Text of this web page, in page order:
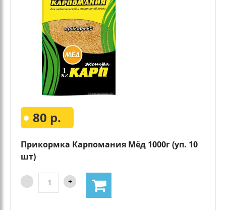
80 р.
Прикормка Карпомания Мёд 1000г (уп. 10
шт)